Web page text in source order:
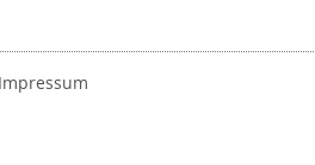
Impressum